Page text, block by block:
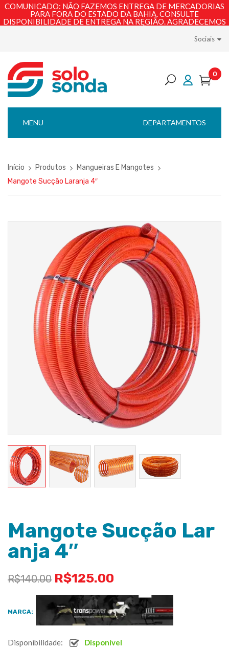
COMUNICADO: NÃO FAZEMOS ENTREGA DE MERCADORIAS
PARA FORA DO ESTADO DA BAHIA. CONSULTE
DISPONIBILIDADE DE ENTREGA NA REGIÃO. AGRADECEMOS
Sociais
0
DEPARTAMENTOS
MENU
Início Produtos
Mangueiras E Mangotes
Mangote Sucção Laranja 4″
Mangote Sucção Lar
anja 4″
R$140.00 R$125.00
MARCA:
Disponibilidade: Disponível